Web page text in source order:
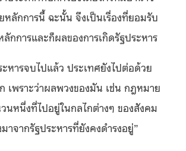
ลักการนี้ ฉะนั้น จึงเป็นเรื่องที่ยอมรับ
ลักการและก็ผลของการเกิดรัฐประหาร
ะหารจบไปแล้ว ประเทศยังไปต่อด้วย
เพราะว่าผลพวงของมัน เช่น กฎหมาย
หนึ่งที่ไปอยู่ในกลไกต่างๆ ของสังคม
าจากรัฐประหารที่ยังคงดำรงอยู่”